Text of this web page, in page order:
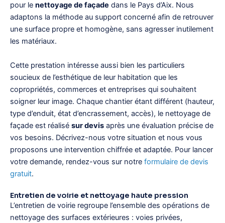
pour le nettoyage de façade dans le Pays d’Aix. Nous
adaptons la méthode au support concerné afin de retrouver
une surface propre et homogène, sans agresser inutilement
les matériaux.
Cette prestation intéresse aussi bien les particuliers
soucieux de l’esthétique de leur habitation que les
copropriétés, commerces et entreprises qui souhaitent
soigner leur image. Chaque chantier étant différent (hauteur,
type d’enduit, état d’encrassement, accès), le nettoyage de
façade est réalisé sur devis après une évaluation précise de
vos besoins. Décrivez-nous votre situation et nous vous
proposons une intervention chiffrée et adaptée. Pour lancer
votre demande, rendez-vous sur notre formulaire de devis
gratuit.
Entretien de voirie et nettoyage haute pression
L’entretien de voirie regroupe l’ensemble des opérations de
nettoyage des surfaces extérieures : voies privées,